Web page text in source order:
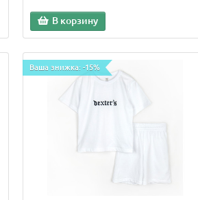
В корзину
Ваша знижка: -15%